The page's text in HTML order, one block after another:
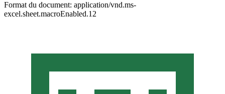
Format du document: application/vnd.ms-
excel.sheet.macroEnabled.12